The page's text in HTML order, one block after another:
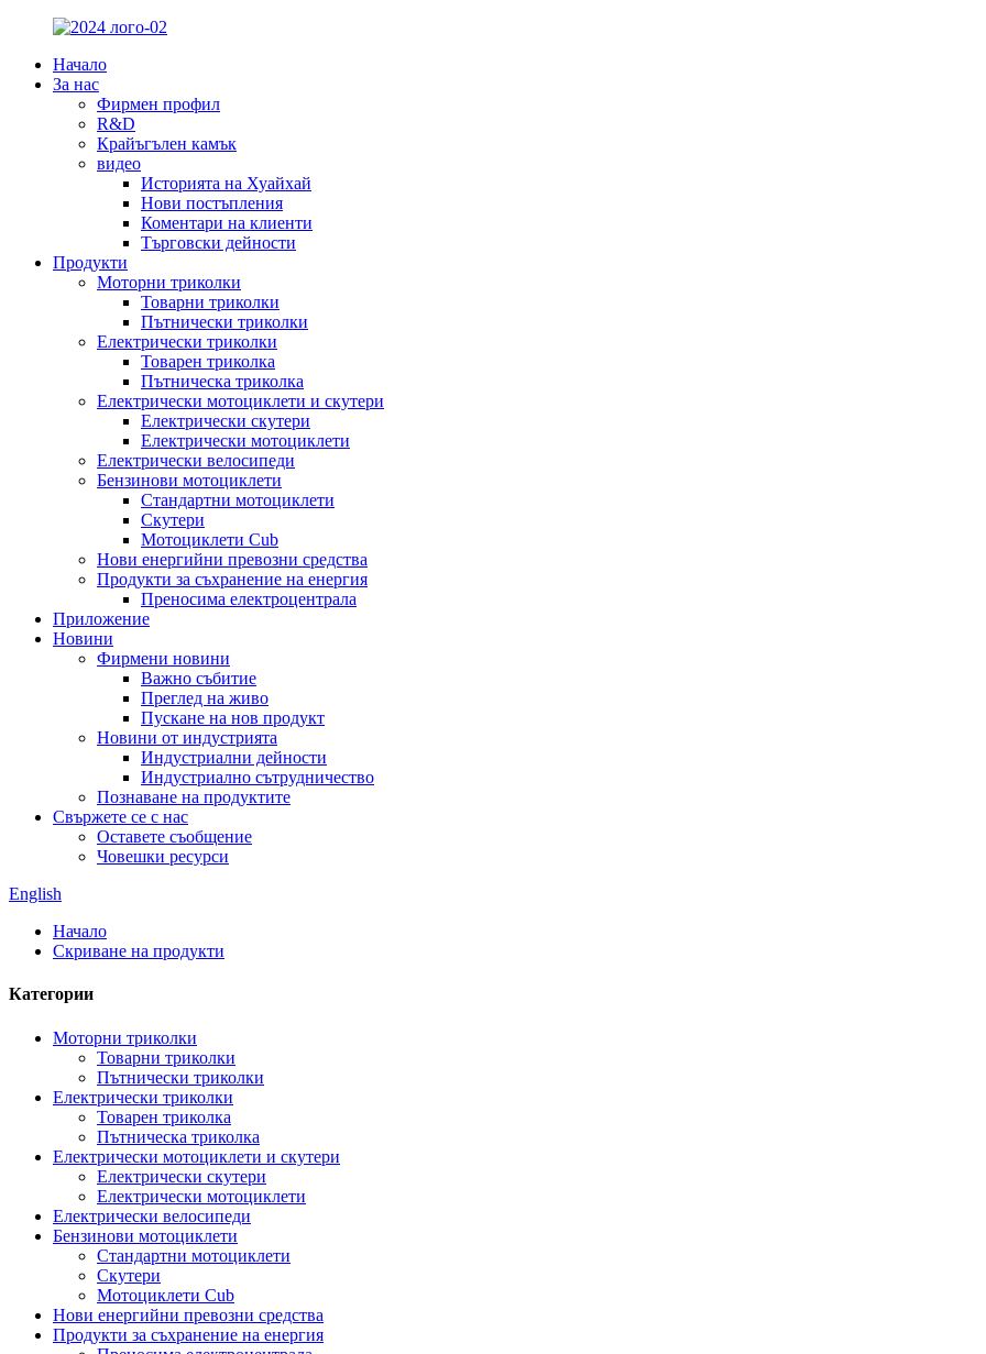
Начало
За нас
Фирмен профил
R&D
Крайъгълен камък
видео
Историята на Хуайхай
Нови постъпления
Коментари на клиенти
Търговски дейности
Продукти
Моторни триколки
Товарни триколки
Пътнически триколки
Електрически триколки
Товарен триколка
Пътническа триколка
Електрически мотоциклети и скутери
Електрически скутери
Електрически мотоциклети
Електрически велосипеди
Бензинови мотоциклети
Стандартни мотоциклети
Скутери
Мотоциклети Cub
Нови енергийни превозни средства
Продукти за съхранение на енергия
Преносима електроцентрала
Приложение
Новини
Фирмени новини
Важно събитие
Преглед на живо
Пускане на нов продукт
Новини от индустрията
Индустриални дейности
Индустриално сътрудничество
Познаване на продуктите
Свържете се с нас
Оставете съобщение
Човешки ресурси
English
Начало
Скриване на продукти
Категории
Моторни триколки
Товарни триколки
Пътнически триколки
Електрически триколки
Товарен триколка
Пътническа триколка
Електрически мотоциклети и скутери
Електрически скутери
Електрически мотоциклети
Електрически велосипеди
Бензинови мотоциклети
Стандартни мотоциклети
Скутери
Мотоциклети Cub
Нови енергийни превозни средства
Продукти за съхранение на енергия